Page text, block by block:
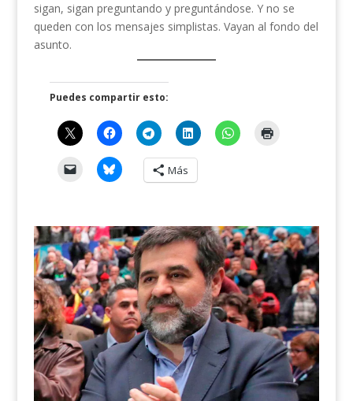
sigan, sigan preguntando y preguntándose. Y no se
queden con los mensajes simplistas. Vayan al fondo del
asunto.
Puedes compartir esto:
Más